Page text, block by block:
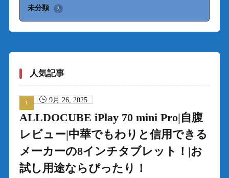
未分類 7
人気記事
9月 26, 2025
ALLDOCUBE iPlay 70 mini Pro|自腹
レビュー|中華でもわりと信用できる
メーカーの8インチタブレット！|お
試し用途ならぴったり！